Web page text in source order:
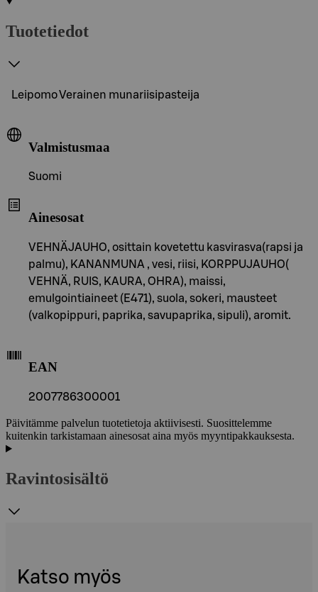
Tuotetiedot
Leipomo Verainen munariisipasteija
Valmistusmaa
Suomi
Ainesosat
VEHNÄJAUHO, osittain kovetettu kasvirasva(rapsi ja
palmu), KANANMUNA , vesi, riisi, KORPPUJAUHO(
VEHNÄ, RUIS, KAURA, OHRA), maissi,
emulgointiaineet (E471), suola, sokeri, mausteet
(valkopippuri, paprika, savupaprika, sipuli), aromit.
EAN
2007786300001
Päivitämme palvelun tuotetietoja aktiivisesti. Suosittelemme
kuitenkin tarkistamaan ainesosat aina myös myyntipakkauksesta.
Ravintosisältö
Katso myös